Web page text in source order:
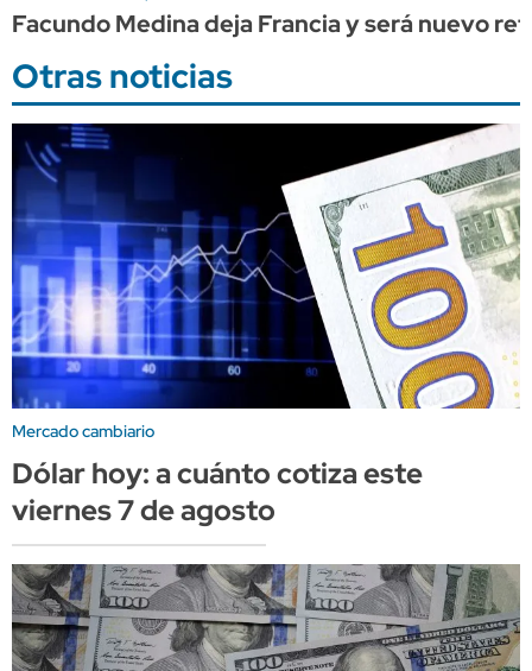
Facundo Medina deja Francia y será nuevo
Otras noticias
Mercado cambiario
Dólar hoy: a cuánto cotiza este
viernes 7 de agosto